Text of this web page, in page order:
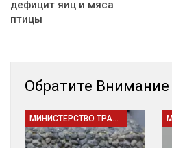
дефицит яиц и мяса
птицы
Обратите Внимание
МИНИСТЕРСТВО ТРАНСПОРТА РК